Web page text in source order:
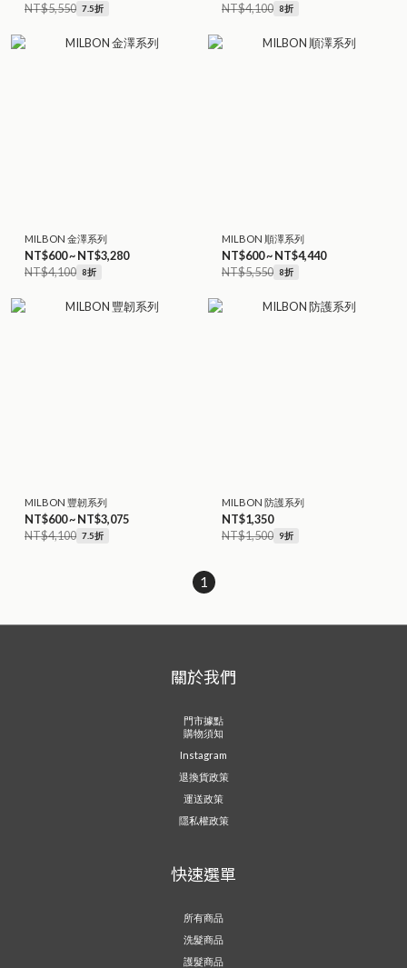
NT$5,550 7.5折
NT$4,100 8折
MILBON 金澤系列
NT$600 ~ NT$3,280
NT$4,100 8折
MILBON 順澤系列
NT$600 ~ NT$4,440
NT$5,550 8折
MILBON 豐韌系列
NT$600 ~ NT$3,075
NT$4,100 7.5折
MILBON 防護系列
NT$1,350
NT$1,500 9折
1
關於我們
門市據點
購物須知
Instagram
退換貨政策
運送政策
隱私權政策
快速選單
所有商品
洗髮商品
護髮商品